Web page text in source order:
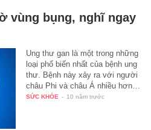
vùng bụng, nghĩ ngay
Ung thư gan là một trong những
loại phổ biến nhất của bệnh ung
thư. Bệnh này xảy ra với người
châu Phi và châu Á nhiều hơn…
SỨC KHỎE - 10 năm trước